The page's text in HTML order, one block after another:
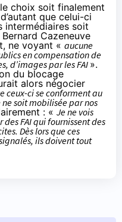
choix soit finalement
que celui-ci
intermédiaires soit
Bernard Cazeneuve
ne voyant « aucune
en compensation de
d’images par les FAI ».
du blocage
alors négocier
ceux-ci se conforment au
soit mobilisée par nos
: « Je ne vois
FAI qui fournissent des
Dès lors que ces
ils doivent tout